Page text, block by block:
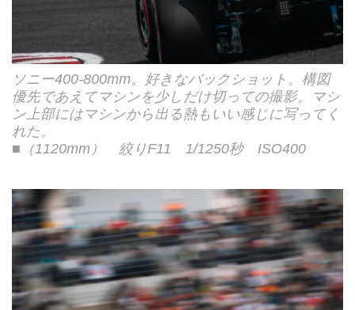
ソニー400-800mm。好きなバックショット。構図
優先であえてマシンを少しだけ切っての撮影。マシ
ン上部にはマシンから出る熱もいい感じに写ってく
れた。
■（1120mm） 絞りF11 1/1250秒 ISO400